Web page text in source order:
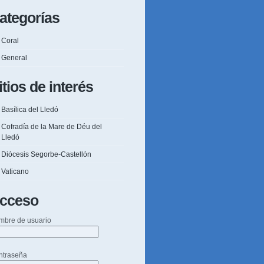
Coral
General
de interés
Basílica del Lledó
Cofradía de la Mare de Déu del
Lledó
Diócesis Segorbe-Castellón
Vaticano
de usuario